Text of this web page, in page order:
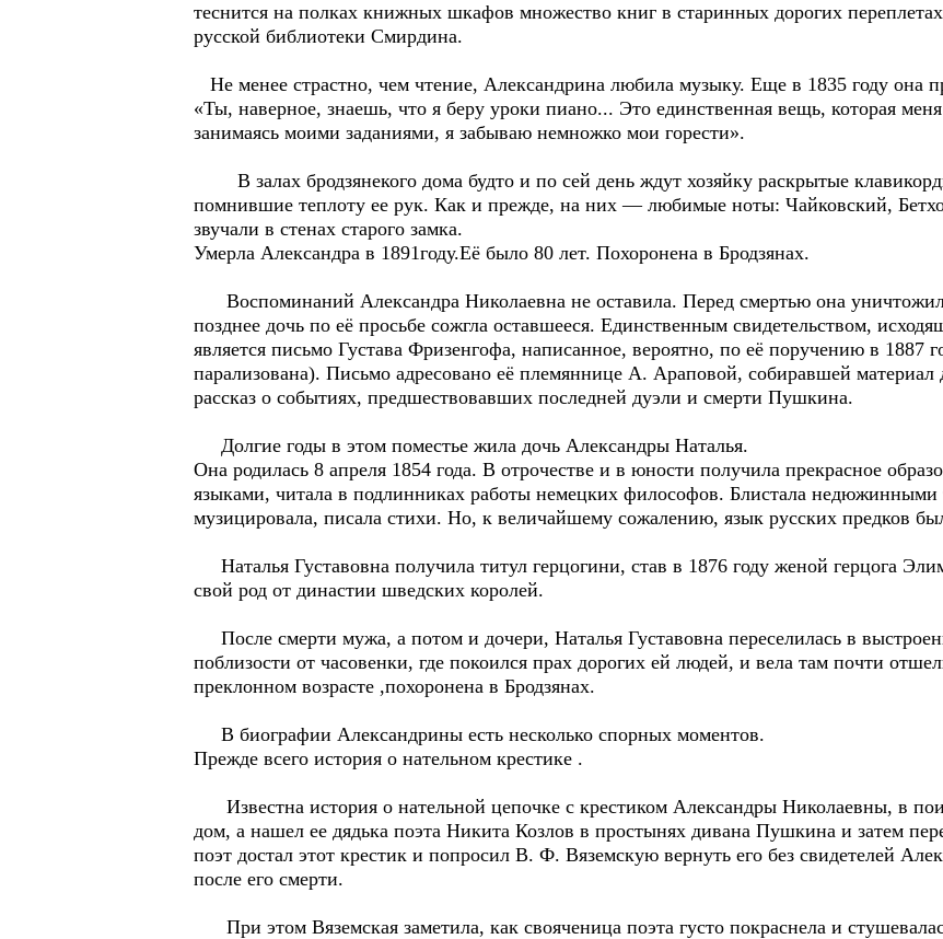
теснится на полках книжных шкафов множество книг в старинных дорогих
русской библиотеки Смирдина.
Не менее страстно, чем чтение, Александрина любила музыку. Еще в 1835 году она
«Ты, наверное, знаешь, что я беру уроки пиано... Это единственная вещь, которая меня
занимаясь моими заданиями, я забываю немножко мои горести».
В залах бродзянекого дома будто и по сей день ждут хозяйку раскрытые
помнившие теплоту ее рук. Как и прежде, на них — любимые ноты: Чайковский,
звучали в стенах старого замка.
Умерла Александра в 1891году.Её было 80 лет. Похоронена в Бродзянах.
Воспоминаний Александра Николаевна не оставила. Перед смертью она
позднее дочь по её просьбе сожгла оставшееся. Единственным свидетельством,
является письмо Густава Фризенгофа, написанное, вероятно, по её поручению в 1887
парализована). Письмо адресовано её племяннице А. Араповой, собиравшей материал
рассказ о событиях, предшествовавших последней дуэли и смерти Пушкина.
Долгие годы в этом поместье жила дочь Александры Наталья.
Она родилась 8 апреля 1854 года. В отрочестве и в юности получила прекрасное
языками, читала в подлинниках работы немецких философов. Блистала недюжинными
музицировала, писала стихи. Но, к величайшему сожалению, язык русских предков
Наталья Густавовна получила титул герцогини, став в 1876 году женой герцога
свой род от династии шведских королей.
После смерти мужа, а потом и дочери, Наталья Густавовна переселилась в
поблизости от часовенки, где покоился прах дорогих ей людей, и вела там почти
преклонном возрасте ,похоронена в Бродзянах.
В биографии Александрины есть несколько спорных моментов.
Прежде всего история о нательном крестике .
Известна история о нательной цепочке с крестиком Александры Николаевны, в
дом, а нашел ее дядька поэта Никита Козлов в простынях дивана Пушкина и затем
поэт достал этот крестик и попросил В. Ф. Вяземскую вернуть его без свидетелей
после его смерти.
При этом Вяземская заметила, как свояченица поэта густо покраснела и